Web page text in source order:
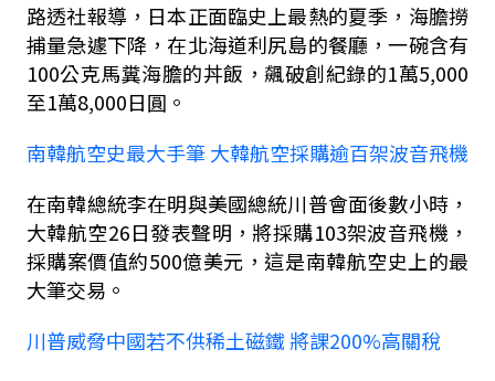
路透社報導，日本正面臨史上最熱的夏季，海膽撈
捕量急遽下降，在北海道利尻島的餐廳，一碗含有
100公克馬糞海膽的丼飯，飆破創紀錄的1萬5,000
至1萬8,000日圓。
南韓航空史最大手筆 大韓航空採購逾百架波音飛機
在南韓總統李在明與美國總統川普會面後數小時，
大韓航空26日發表聲明，將採購103架波音飛機，
採購案價值約500億美元，這是南韓航空史上的最
大筆交易。
川普威脅中國若不供稀土磁鐵 將課200%高關稅